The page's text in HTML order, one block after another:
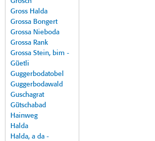
Gross Halda
Grossa Bongert
Grossa Nieboda
Grossa Rank
Grossa Stein, bim -
Güetli
Guggerbodatobel
Guggerbodawald
Guschagrat
Gütschabad
Hainweg
Halda
Halda, a da -